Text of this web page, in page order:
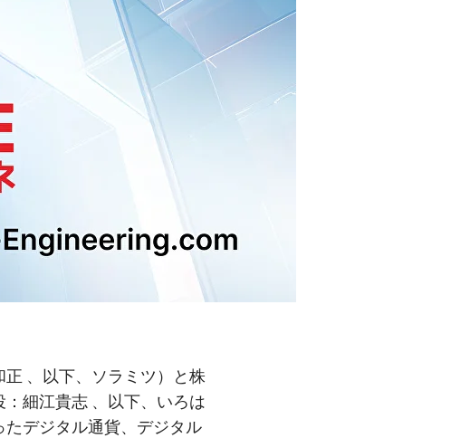
、以下、ソラミツ）と株
細江貴志 、以下、いろは
デジタル通貨、デジタル